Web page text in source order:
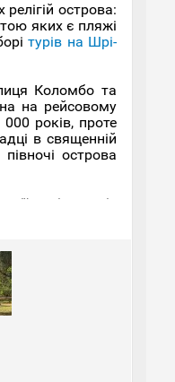
острова:
яких є пляжі
турів на Шрі-
Коломбо та
на рейсовому
років, проте
в священній
острова
як істота із
щоб знищити
захід, який
та гостьові
на період